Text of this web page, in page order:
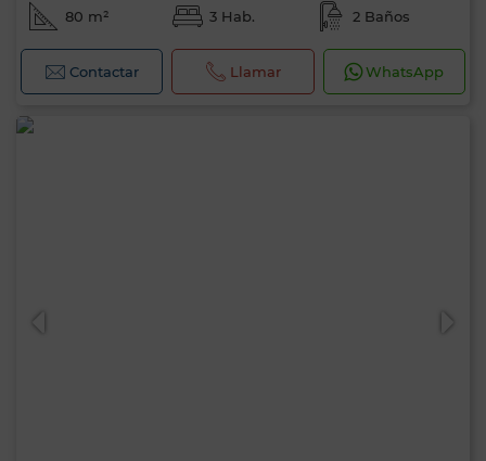
80 m² 3 Hab. 2 Baños
Contactar Llamar WhatsApp